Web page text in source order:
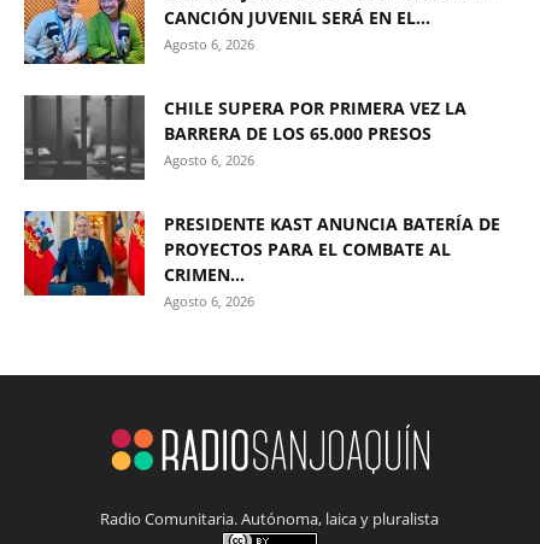
CANCIÓN JUVENIL SERÁ EN EL...
Agosto 6, 2026
CHILE SUPERA POR PRIMERA VEZ LA
BARRERA DE LOS 65.000 PRESOS
Agosto 6, 2026
PRESIDENTE KAST ANUNCIA BATERÍA DE
PROYECTOS PARA EL COMBATE AL
CRIMEN...
Agosto 6, 2026
Radio Comunitaria. Autónoma, laica y pluralista